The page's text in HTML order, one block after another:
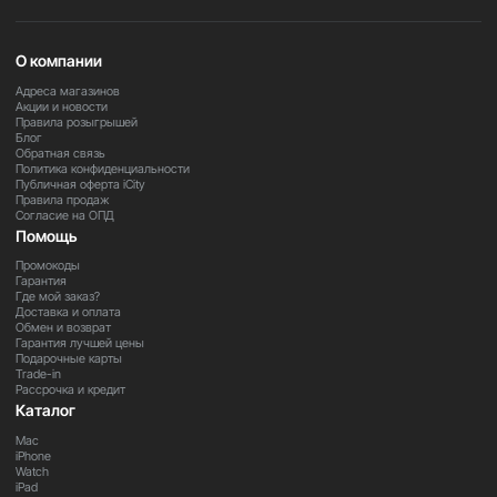
О компании
Адреса магазинов
Акции и новости
Правила розыгрышей
Блог
Обратная связь
Политика конфиденциальности
Публичная оферта iCity
Правила продаж
Согласие на ОПД
Помощь
Промокоды
Гарантия
Где мой заказ?
Доставка и оплата
Обмен и возврат
Гарантия лучшей цены
Подарочные карты
Trade-in
Рассрочка и кредит
Каталог
Mac
iPhone
Watch
iPad